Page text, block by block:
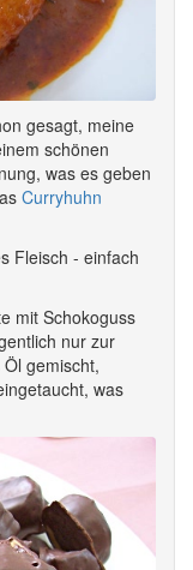
gesagt, meine
schönen
was es geben
Curryhuhn
Fleisch - einfach
mit Schokoguss
nur zur
gemischt,
was